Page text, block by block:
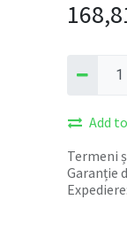
Add
Termeni
Garanție